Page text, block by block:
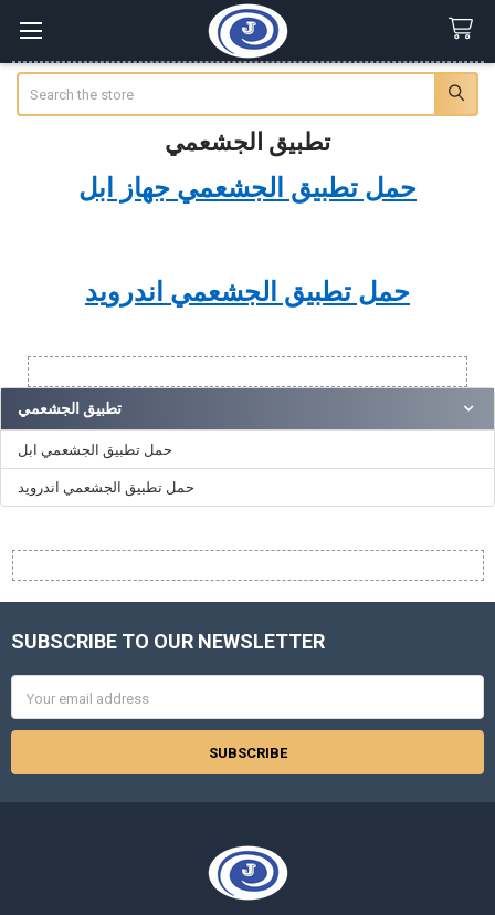
Sidebar
تطبيق الجشعمي
حمل تطبيق الجشعمي ابل
حمل تطبيق الجشعمي اندرويد
تطبيق الجشعمي
حمل تطبيق الجشعمي جهاز ابل
حمل تطبيق الجشعمي اندرويد
Footer
SUBSCRIBE TO OUR NEWSLETTER
Address